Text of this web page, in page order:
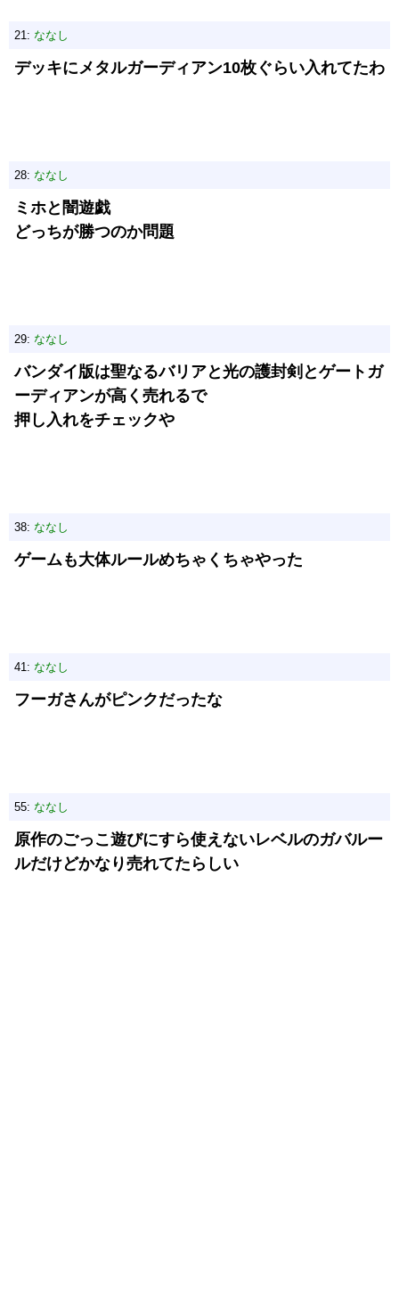
21: ななし
デッキにメタルガーディアン10枚ぐらい入れてたわ
28: ななし
ミホと闇遊戯
どっちが勝つのか問題
29: ななし
バンダイ版は聖なるバリアと光の護封剣とゲートガ
ーディアンが高く売れるで
押し入れをチェックや
38: ななし
ゲームも大体ルールめちゃくちゃやった
41: ななし
フーガさんがピンクだったな
55: ななし
原作のごっこ遊びにすら使えないレベルのガバルー
ルだけどかなり売れてたらしい